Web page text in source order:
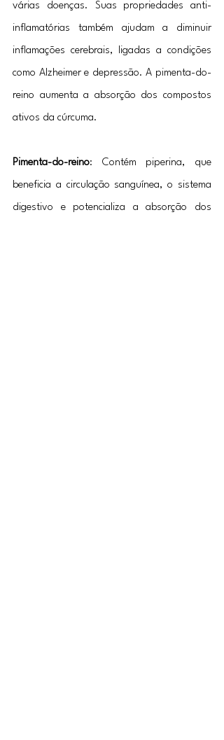
várias doenças. Suas propriedades anti-
inflamatórias também ajudam a diminuir
inflamações cerebrais, ligadas a condições
como Alzheimer e depressão. A pimenta-do-
reino aumenta a absorção dos compostos
ativos da cúrcuma.
Pimenta-do-reino: Contém piperina, que
beneficia a circulação sanguínea, o sistema
digestivo e potencializa a absorção dos